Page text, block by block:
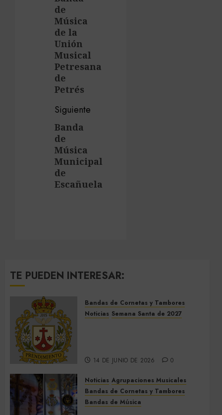
entradas
anterior:
de
Música
de la
Unión
Musical
Petresana
de
Petrés
Siguiente
Siguiente
entrada:
Banda
de
Música
Municipal
de
Escañuela
TE PUEDEN INTERESAR:
Bandas de Cornetas y Tambores
Noticias Semana Santa de 2027
14 DE JUNIO DE 2026 0
Noticias Agrupaciones Musicales
Bandas de Cornetas y Tambores
Bandas de Música